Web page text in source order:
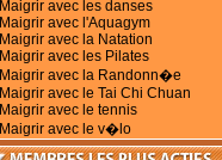
Maigrir avec les danses
Maigrir avec l'Aquagym
Maigrir avec la Natation
Maigrir avec les Pilates
Maigrir avec la Randonn�e
Maigrir avec le Tai Chi Chuan
Maigrir avec le tennis
Maigrir avec le v�lo